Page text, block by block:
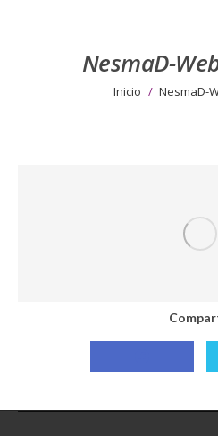
NesmaD-
Estás aquí:
Inicio NesmaD-
Compartir